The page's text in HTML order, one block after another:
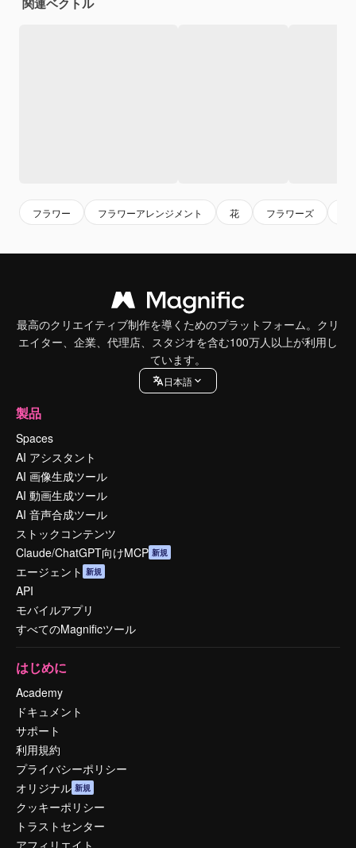
フラワー フラワーアレンジメント 花 フラワーズ
最高のクリエイティブ制作を導くためのプラットフォーム。クリ
エイター、企業、代理店、スタジオを含む100万人以上が利用し
ています。
日本語
製品
Spaces
AI アシスタント
AI 画像生成ツール
AI 動画生成ツール
AI 音声合成ツール
ストックコンテンツ
Claude/ChatGPT向けMCP 新規
エージェント 新規
API
モバイルアプリ
すべてのMagnificツール
はじめに
Academy
ドキュメント
サポート
利用規約
プライバシーポリシー
オリジナル 新規
クッキーポリシー
トラストセンター
アフィリエイト